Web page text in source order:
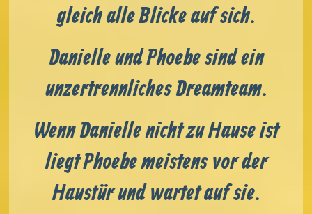
gleich alle Blicke auf sich.
Danielle und Phoebe sind ein
unzertrennliches Dreamteam.
Wenn Danielle nicht zu Hause ist
liegt Phoebe meistens vor der
Haustür und wartet auf sie.